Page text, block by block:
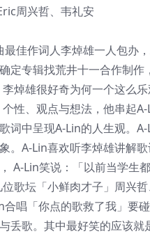
周兴哲、韦礼安
佳作词人李焯雄一人包办
定专辑找荒井十一合作制
焯雄很好奇为何一个这么
性、观点与想法，他串起
词中呈现A-Lin的人生观。
。A-Lin喜欢听李焯雄讲解
A-Lin笑说：「以前当学生
歌坛「小鲜肉才子」周兴
合唱「你点的歌救了我」要
丢歌。其中最好笑的应该